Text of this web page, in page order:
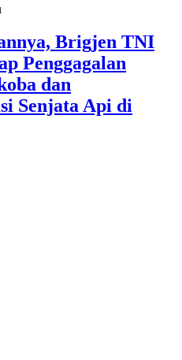
Brigjen TNI
Penggagalan
dan
Senjata Api di